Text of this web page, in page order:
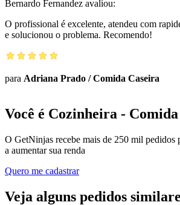
Bernardo Fernandez avaliou:
O profissional é excelente, atendeu com
e solucionou o problema. Recomendo!
para Adriana Prado /Comida Caseira
Você é Cozinheira -
O GetNinjas recebe mais de 250 mil pedidos
a aumentar sua renda
Quero me cadastrar
Veja alguns pedidos